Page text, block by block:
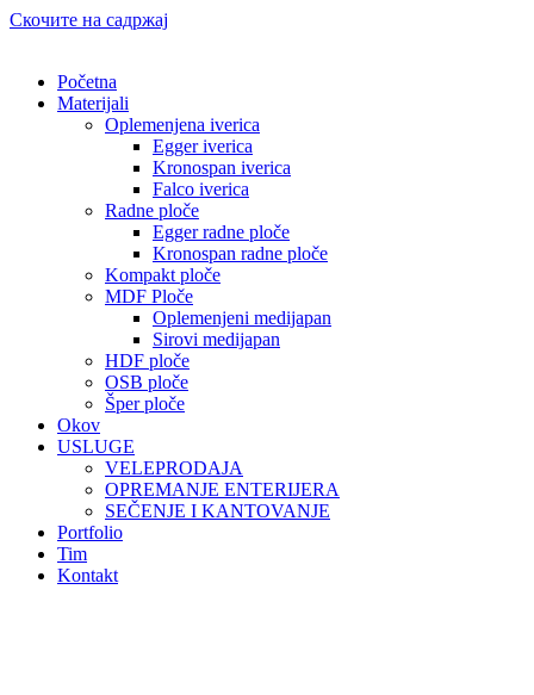
Скочите на садржај
Početna
Materijali
Oplemenjena iverica
Egger iverica
Kronospan iverica
Falco iverica
Radne ploče
Egger radne ploče
Kronospan radne ploče
Kompakt ploče
MDF Ploče
Oplemenjeni medijapan
Sirovi medijapan
HDF ploče
OSB ploče
Šper ploče
Okov
USLUGE
VELEPRODAJA
OPREMANJE ENTERIJERA
SEČENJE I KANTOVANJE
Portfolio
Tim
Kontakt